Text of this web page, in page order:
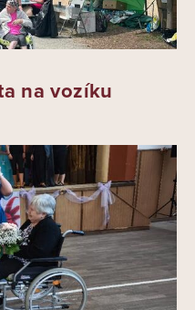
na vozíku